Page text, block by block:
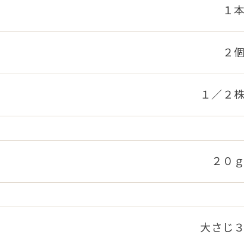
１
２
１／２
２０
大さじ